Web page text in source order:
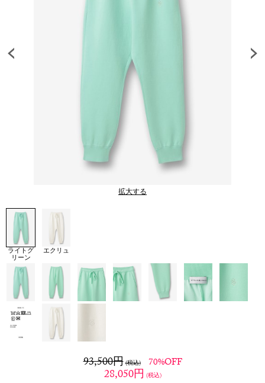
拡大する
ライトグ
リーン
エクリュ
93,500円(税込) 70%OFF
28,050円 (税込)